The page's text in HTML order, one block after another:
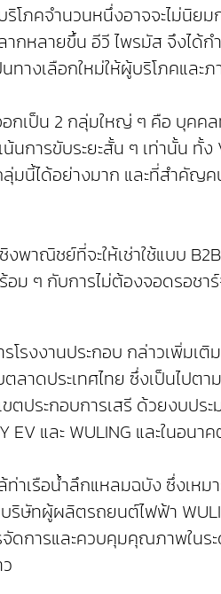
ภคจำนวนหนึ่งอาจจะไม่นิ
กหลายขึ้น อีวี ไพรมัส จึงไ
ทางเลือกใหม่ให้ผู้บริโภคและ
เป็น 2 กลุ่มใหญ่ ๆ คือ บุคค
ารขับระยะสั้น ๆ เท่านั้น ทั้ง
มนี้ได้อย่างมาก และที่สำคั
พาณิชย์ที่จะให้เช่าใช้แบบ
ๆ กับการไม่ต้องจอดรอช
งงานประกอบ กล่าวเพิ่มเ
าดประเทศไทย ซึ่งเป็นไปต
ตประกอบการเสรี ด้วยงบ
EV และ WULING และในอ
าเรือน้ำลึกแหลมฉบัง ซึ่งเห
ษัทผู้ผลิตรถยนต์ไฟฟ้า
ดการและควบคุมคุณภาพใน